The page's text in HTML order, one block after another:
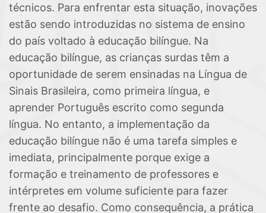
técnicos. Para enfrentar esta situação, inovações
estão sendo introduzidas no sistema de ensino
do país voltado à educação bilíngue. Na
educação bilíngue, as crianças surdas têm a
oportunidade de serem ensinadas na Língua de
Sinais Brasileira, como primeira língua, e
aprender Português escrito como segunda
língua. No entanto, a implementação da
educação bilíngue não é uma tarefa simples e
imediata, principalmente porque exige a
formação e treinamento de professores e
intérpretes em volume suficiente para fazer
frente ao desafio. Como consequência, a prática